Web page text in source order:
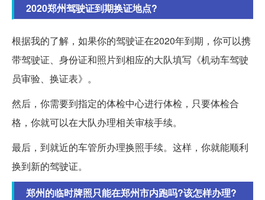
2020郑州驾驶证到期换证地点?
根据我的了解，如果你的驾驶证在2020年到期，你可以携
带驾驶证、身份证和照片到相应的大队填写《机动车驾驶
员审验、换证表》。
然后，你需要到指定的体检中心进行体检，只要体检合
格，你就可以在大队办理相关审核手续。
最后，到就近的车管所办理换照手续。这样，你就能顺利
换到新的驾驶证。
郑州的临时牌照只能在郑州市内跑吗?该怎样办理?